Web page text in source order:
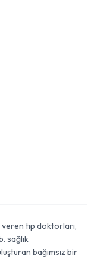
tıp doktorları,
sağlık
bağımsız bir